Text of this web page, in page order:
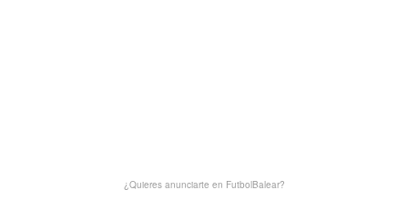
¿Quieres anunciarte en FutbolBalear?